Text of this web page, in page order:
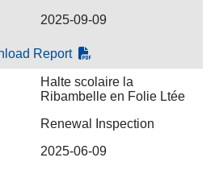
2025-09-09
Report
Halte scolaire la
Ribambelle en Folie Ltée
Renewal Inspection
2025-06-09